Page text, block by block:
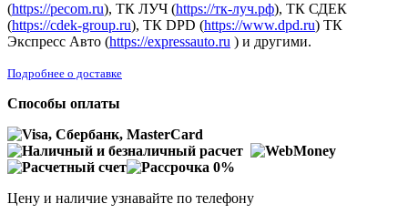
(https://pecom.ru), ТК ЛУЧ (https://тк-луч.рф), ТК СДЕК
(https://cdek-group.ru), ТК DPD (https://www.dpd.ru) ТК
Экспресс Авто (https://expressauto.ru ) и другими.
Подробнее о доставке
Способы оплаты
Цену и наличие узнавайте по телефону